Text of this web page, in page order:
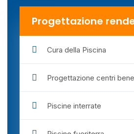
Progettazione
Cura della Piscina
Progettazione centri
Piscine interrate